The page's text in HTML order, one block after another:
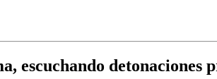
escuchando detonaciones